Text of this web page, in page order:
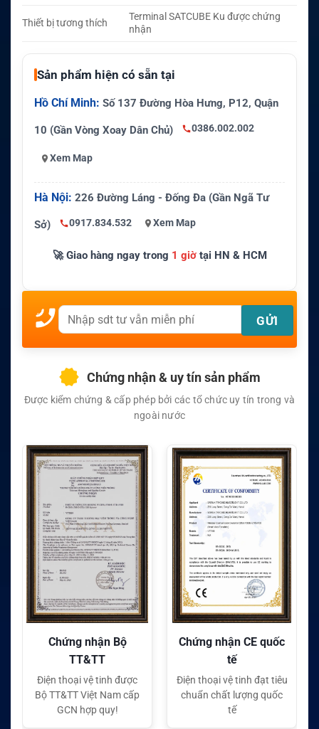
Thiết bị tương thích
Terminal SATCUBE Ku được chứng
nhận
Sản phẩm hiện có sẵn tại
Hồ Chí Minh: Số 137 Đường Hòa Hưng, P12, Quận
10 (Gần Vòng Xoay Dân Chủ) 0386.002.002
Xem Map
Hà Nội: 226 Đường Láng - Đống Đa (Gần Ngã Tư
Sở) 0917.834.532 Xem Map
🚀 Giao hàng ngay trong 1 giờtại HN & HCM
Chứng nhận & uy tín sản phẩm
Được kiểm chứng & cấp phép bởi các tổ chức uy tín trong và
ngoài nước
Chứng nhận Bộ
TT&TT
Điện thoại vệ tinh được
Bộ TT&TT Việt Nam cấp
GCN hợp quy!
Chứng nhận CE quốc
tế
Điện thoại vệ tinh đạt tiêu
chuẩn chất lượng quốc
tế